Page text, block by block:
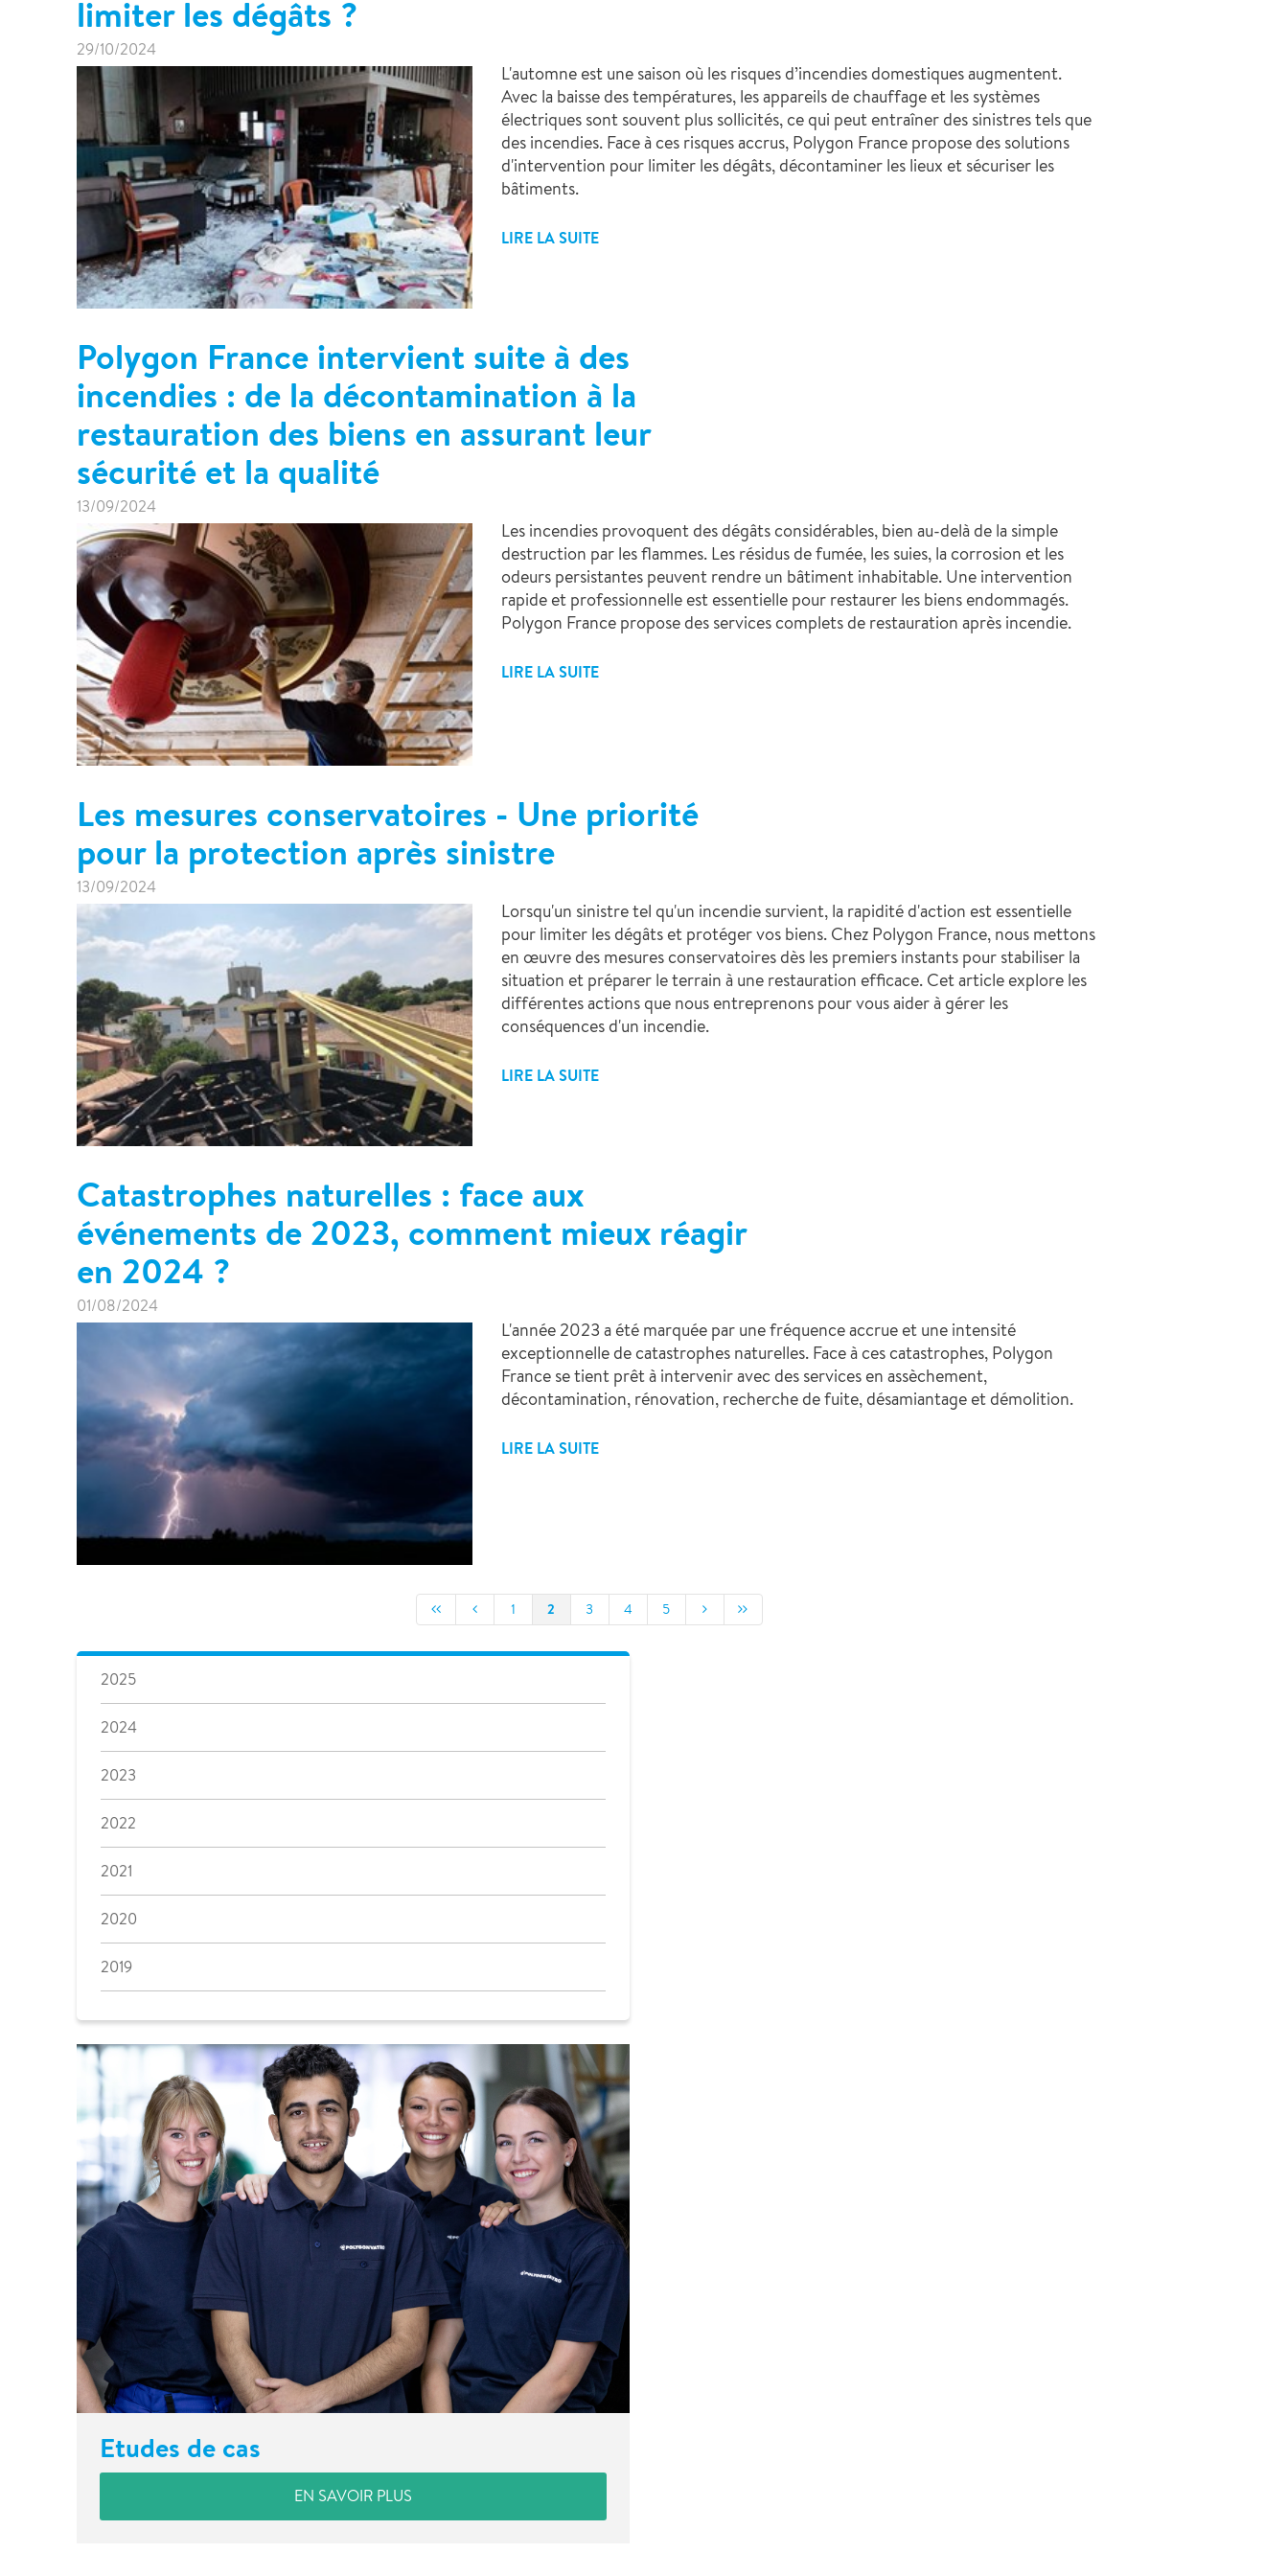
limiter les dégâts ?
29/10/2024
L'automne est une saison où les risques d’incendies domestiques augmentent.
Avec la baisse des températures, les appareils de chauffage et les systèmes
électriques sont souvent plus sollicités, ce qui peut entraîner des sinistres tels que
des incendies. Face à ces risques accrus, Polygon France propose des solutions
d'intervention pour limiter les dégâts, décontaminer les lieux et sécuriser les
bâtiments.
LIRE LA SUITE
Polygon France intervient suite à des
incendies : de la décontamination à la
restauration des biens en assurant leur
sécurité et la qualité
13/09/2024
Les incendies provoquent des dégâts considérables, bien au-delà de la simple
destruction par les flammes. Les résidus de fumée, les suies, la corrosion et les
odeurs persistantes peuvent rendre un bâtiment inhabitable. Une intervention
rapide et professionnelle est essentielle pour restaurer les biens endommagés.
Polygon France propose des services complets de restauration après incendie.
LIRE LA SUITE
Les mesures conservatoires - Une priorité
pour la protection après sinistre
13/09/2024
Lorsqu'un sinistre tel qu'un incendie survient, la rapidité d'action est essentielle
pour limiter les dégâts et protéger vos biens. Chez Polygon France, nous mettons
en œuvre des mesures conservatoires dès les premiers instants pour stabiliser la
situation et préparer le terrain à une restauration efficace. Cet article explore les
différentes actions que nous entreprenons pour vous aider à gérer les
conséquences d'un incendie.
LIRE LA SUITE
Catastrophes naturelles : face aux
événements de 2023, comment mieux réagir
en 2024 ?
01/08/2024
L'année 2023 a été marquée par une fréquence accrue et une intensité
exceptionnelle de catastrophes naturelles. Face à ces catastrophes, Polygon
France se tient prêt à intervenir avec des services en assèchement,
décontamination, rénovation, recherche de fuite, désamiantage et démolition.
LIRE LA SUITE
1 2 3 4 5
2025
2024
2023
2022
2021
2020
2019
Etudes de cas
EN SAVOIR PLUS